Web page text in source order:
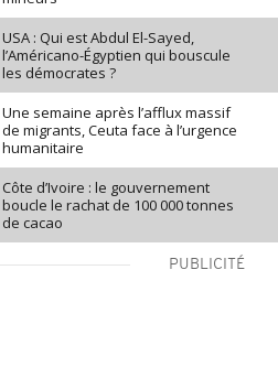
USA : Qui est Abdul El-Sayed,
l’Américano-Égyptien qui bouscule
les démocrates ?
Une semaine après l’afflux massif
de migrants, Ceuta face à l’urgence
humanitaire
Côte d’Ivoire : le gouvernement
boucle le rachat de 100 000 tonnes
de cacao
PUBLICITÉ